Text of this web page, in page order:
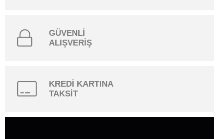
GÜVENLİ
ALIŞVERİŞ
KREDİ KARTINA
TAKSİT